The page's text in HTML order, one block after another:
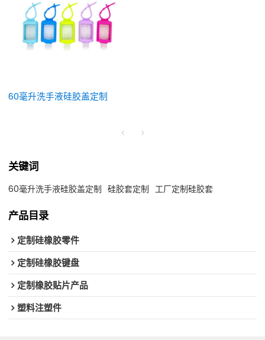
60毫升洗手液硅胶盖定制
关键词
60毫升洗手液硅胶盖定制 硅胶套定制 工厂定制硅胶套
产品目录
定制硅橡胶零件
定制硅橡胶键盘
定制橡胶贴片产品
塑料注塑件